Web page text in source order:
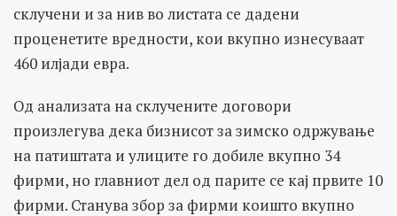
склучени и за нив во листата се дадени
проценетите вредности, кои вкупно изнесуваат
460 илјади евра.
Од анализата на склучените договори
произлегува дека бизнисот за зимско одржување
на патиштата и улиците го добиле вкупно 34
фирми, но главниот дел од парите се кај првите 10
фирми. Станува збор за фирми коишто вкупно